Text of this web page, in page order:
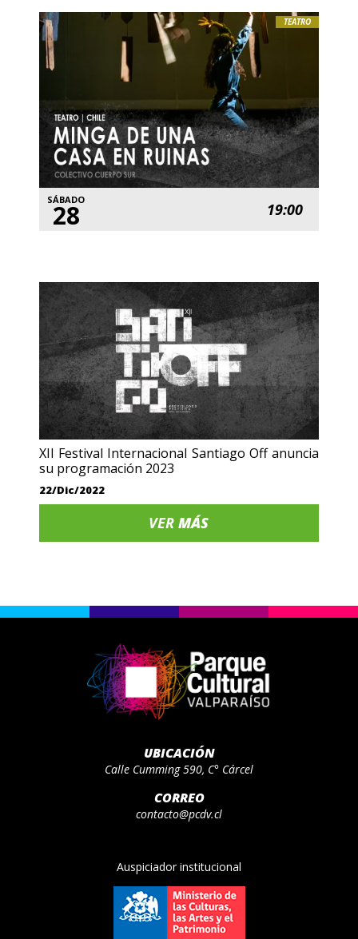
TEATRO
SÁBADO
28 19:00
XII Festival Internacional Santiago Off anuncia
su programación 2023
22/Dic/2022
VERMÁS
UBICACIÓN
Calle Cumming 590, C° Cárcel
CORREO
contacto@pcdv.cl
Auspiciador institucional